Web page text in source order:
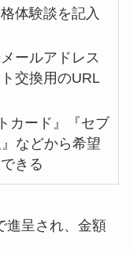
体験談を記入
ールアドレス
交換用のURL
カード』『セブ
などから希望
きる
進呈され、金額